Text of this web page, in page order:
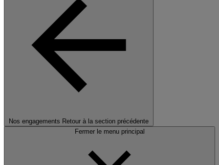
Nos engagements Retour à la section précédente
Fermer le menu principal